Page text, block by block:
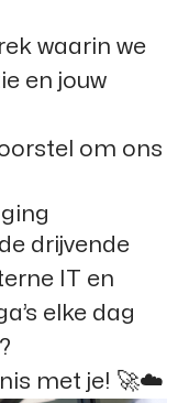
waarin we
en jouw
om ons
drijvende
IT en
elke dag
met je! 🚀☁️